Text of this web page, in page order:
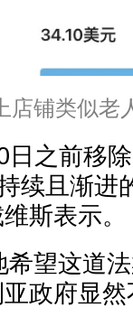
店铺类似老
日之前移
续且渐进
斯表示。
望这道
政府显